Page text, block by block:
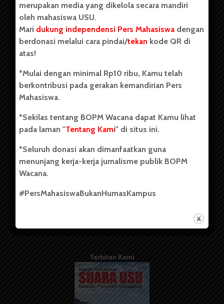
Badan Otonom Pers Mahasiswa (BOPM) Wacana merupakan
pers mahasiswa yang berdiri di luar kampus dan dikelola
secara mandiri oleh mahasiswa Universitas Sumatera Utara
(USU). Sebelumnya BOPM Wacana merupakan salah satu
Unit Kegiatan Mahasiswa (UKM) di Universitas Sumatera
berdiri pada 1 Juli 1995.
Kontribusi
Info Iklan
Pedoman Media Siber
Kode Etik Jurnalistik
Terbitan Kami
merupakan media yang dikelola secara mandiri
oleh mahasiswa USU.
Mari dukung independensi Pers Mahasiswa dengan
berdonasi melalui cara pindai/tekan kode QR di
atas!
*Mulai dengan minimal Rp10 ribu, Kamu telah
berkontribusi pada gerakan kemandirian Pers
Mahasiswa.
*Sekilas tentang BOPM Wacana dapat Kamu lihat
pada laman "Tentang Kami" di situs ini.
*Seluruh donasi akan dimanfaatkan guna
menunjang kerja-kerja jurnalisme publik BOPM
Wacana.
#PersMahasiswaBukanHumasKampus